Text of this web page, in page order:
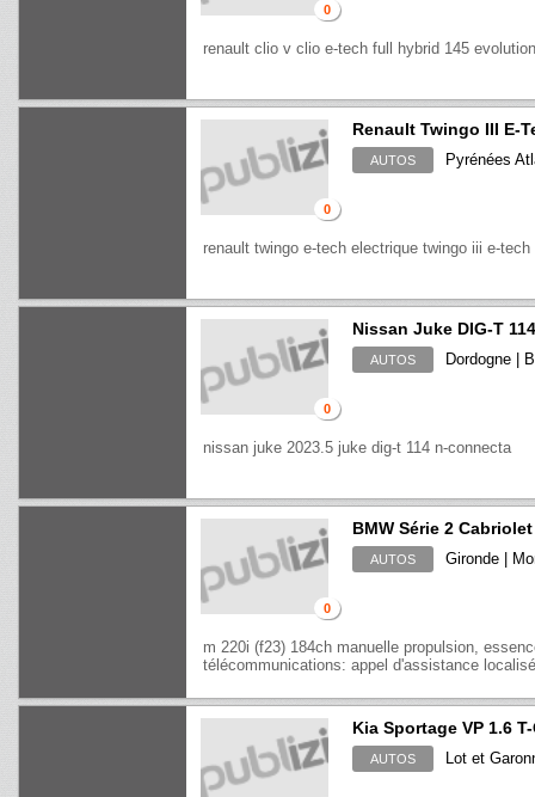
0
renault clio v clio e-tech full hybrid 145 evolution
0
Renault Twingo III E-
AUTOS Pyrénées
renault twingo e-tech electrique twingo iii e-
0
Nissan Juke DIG-T
AUTOS Dordogne |
nissan juke 2023.5 juke dig-t 114 n-connecta
0
BMW Série 2
AUTOS Gironde |
m 220i (f23) 184ch manuelle propulsion,
télécommunications: appel d'assistance
Kia Sportage VP 1.6
AUTOS Lot et